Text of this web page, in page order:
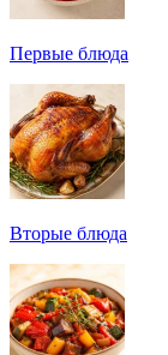
Первые блюда
Вторые блюда